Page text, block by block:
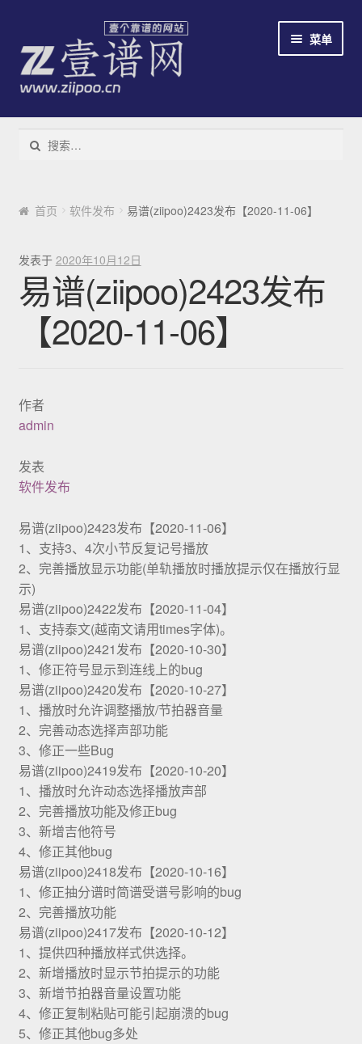
菜单
教程
云易谱
免费/收费
新手指南
搜索：
首页 软件发布 易谱(ziipoo)2423发布【2020-11-06】
发表于 2020年10月12日
易谱(ziipoo)2423发布
【2020-11-06】
作者
admin
发表
软件发布
易谱(ziipoo)2423发布【2020-11-06】
1、支持3、4次小节反复记号播放
2、完善播放显示功能(单轨播放时播放提示仅在播放行显
示)
易谱(ziipoo)2422发布【2020-11-04】
1、支持泰文(越南文请用times字体)。
易谱(ziipoo)2421发布【2020-10-30】
1、修正符号显示到连线上的bug
易谱(ziipoo)2420发布【2020-10-27】
1、播放时允许调整播放/节拍器音量
2、完善动态选择声部功能
3、修正一些Bug
易谱(ziipoo)2419发布【2020-10-20】
1、播放时允许动态选择播放声部
2、完善播放功能及修正bug
3、新增吉他符号
4、修正其他bug
易谱(ziipoo)2418发布【2020-10-16】
1、修正抽分谱时简谱受谱号影响的bug
2、完善播放功能
易谱(ziipoo)2417发布【2020-10-12】
1、提供四种播放样式供选择。
2、新增播放时显示节拍提示的功能
3、新增节拍器音量设置功能
4、修正复制粘贴可能引起崩溃的bug
5、修正其他bug多处